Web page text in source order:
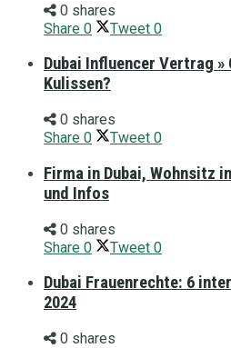
0 shares
Share 0 Tweet 0
Dubai Influencer Vertrag
Kulissen?
0 shares
Share 0 Tweet 0
Firma in Dubai, Wohnsitz
und Infos
0 shares
Share 0 Tweet 0
Dubai Frauenrechte: 6
2024
0 shares